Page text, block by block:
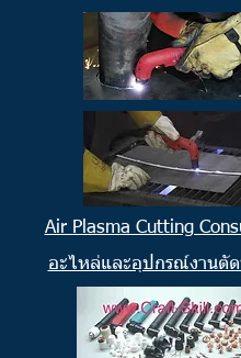
Air Plasma Cutting
อะไหล่และอุปกรณ์งานตั